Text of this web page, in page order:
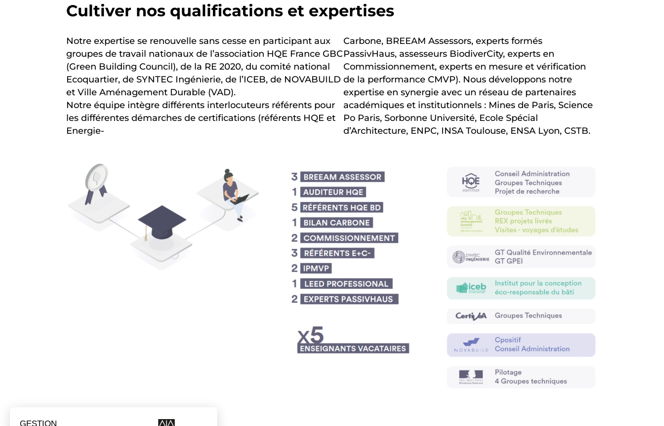
Cultiver nos qualifications et expertises
Notre expertise se renouvelle sans cesse en participant aux
groupes de travail nationaux de l’association HQE France GBC
(Green Building Council), de la RE 2020, du comité national
Ecoquartier, de SYNTEC Ingénierie, de l’ICEB, de NOVABUILD
et Ville Aménagement Durable (VAD).
Notre équipe intègre différents interlocuteurs référents pour
les différentes démarches de certifications (référents HQE et
Energie-
Carbone, BREEAM Assessors, experts formés
PassivHaus, assesseurs BiodiverCity, experts en
Commissionnement, experts en mesure et vérification
de la performance CMVP). Nous développons notre
expertise en synergie avec un réseau de partenaires
académiques et institutionnels : Mines de Paris, Science
Po Paris, Sorbonne Université, Ecole Spécial
d’Architecture, ENPC, INSA Toulouse, ENSA Lyon, CSTB.